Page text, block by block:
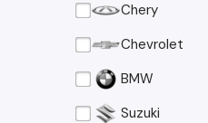
Chery
Chevrolet
BMW
Suzuki